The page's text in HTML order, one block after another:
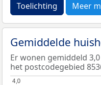
Toelichting Meer
Gemiddelde
Er wonen gemiddeld
het postcodegebied
4,0
4,0